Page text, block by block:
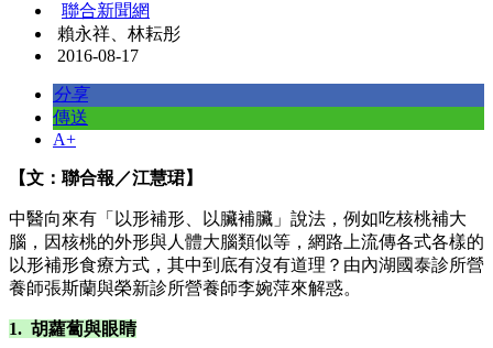
聯合新聞網
賴永祥、林耘彤
2016-08-17
分享
傳送
A+
【文：聯合報／江慧珺】
中醫向來有「以形補形、以臟補臟」說法，例如吃核桃補大
腦，因核桃的外形與人體大腦類似等，網路上流傳各式各樣的
以形補形食療方式，其中到底有沒有道理？由內湖國泰診所營
養師張斯蘭與榮新診所營養師李婉萍來解惑。
1. 胡蘿蔔與眼睛